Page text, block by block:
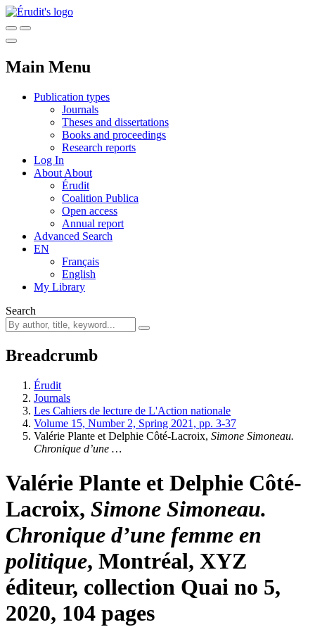
Main Menu
Publication types
Journals
Theses and dissertations
Books and proceedings
Research reports
Log In
About About
Érudit
Coalition Publica
Open access
Annual report
Advanced Search
EN
Français
English
My Library
Search
Breadcrumb
Érudit
Journals
Les Cahiers de lecture de L'Action nationale
Volume 15, Number 2, Spring 2021, pp. 3-37
Valérie Plante et Delphie Côté-Lacroix, Simone Simoneau.
Chronique d’une …
Valérie Plante et Delphie Côté-
Lacroix, Simone Simoneau.
Chronique d’une femme en
politique, Montréal, XYZ
éditeur, collection Quai no 5,
2020, 104 pages